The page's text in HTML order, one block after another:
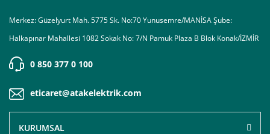
Merkez: Güzelyurt Mah. 5775 Sk. No:70 Yunusemre/MANİSA Şube:
Halkapınar Mahallesi 1082 Sokak No: 7/N Pamuk Plaza B Blok Konak/İZMİR
0 850 377 0 100
eticaret@atakelektrik.com
KURUMSAL